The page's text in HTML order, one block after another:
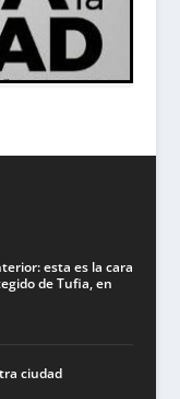
esta es la cara
de Tufia, en
ciudad